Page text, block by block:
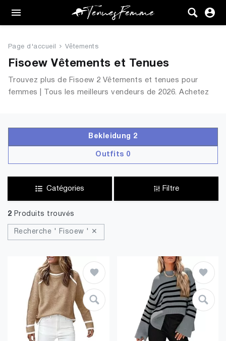
Femme
Vêtements
Chaussures
Page d'accueil Vêtements
Fisoew Vêtements et Tenues
Trouvez plus de Fisoew 2 Vêtements et tenues pour
femmes | Tous les meilleurs vendeurs de 2026. Achetez
Bekleidung 2
Outfits 0
Catégories Filtre
2 Produits trouvés
Recherche ' Fisoew ' ✕